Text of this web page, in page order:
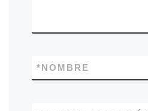
NOMBRE
*